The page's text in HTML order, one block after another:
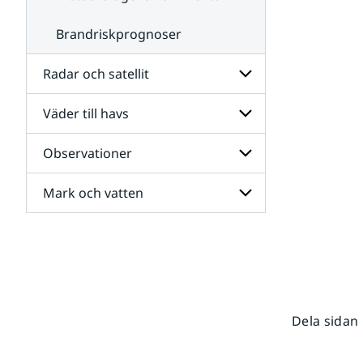
Brandriskprognoser
Radar och satellit
Undersidor
för
Radar
och
satellit
Väder till havs
Undersidor
för
Väder
till
havs
Observationer
Undersidor
för
Mark och vatten
Dela sidan